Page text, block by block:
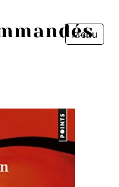
Menu
Fermer